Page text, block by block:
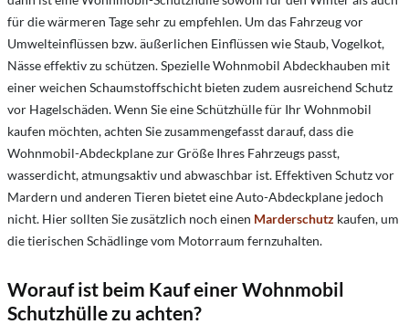
für die wärmeren Tage sehr zu empfehlen. Um das Fahrzeug vor
Umwelteinflüssen bzw. äußerlichen Einflüssen wie Staub, Vogelkot,
Nässe effektiv zu schützen. Spezielle Wohnmobil Abdeckhauben mit
einer weichen Schaumstoffschicht bieten zudem ausreichend Schutz
vor Hagelschäden. Wenn Sie eine Schützhülle für Ihr Wohnmobil
kaufen möchten, achten Sie zusammengefasst darauf, dass die
Wohnmobil-Abdeckplane zur Größe Ihres Fahrzeugs passt,
wasserdicht, atmungsaktiv und abwaschbar ist. Effektiven Schutz vor
Mardern und anderen Tieren bietet eine Auto-Abdeckplane jedoch
nicht. Hier sollten Sie zusätzlich noch einen Marderschutz kaufen, um
die tierischen Schädlinge vom Motorraum fernzuhalten.
Worauf ist beim Kauf einer Wohnmobil
Schutzhülle zu achten?